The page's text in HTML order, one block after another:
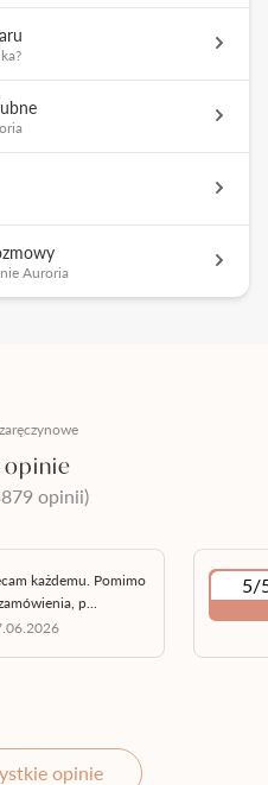
Auroria
opinie
opinii)
każdemu. Pomimo
p...
5/
opinie